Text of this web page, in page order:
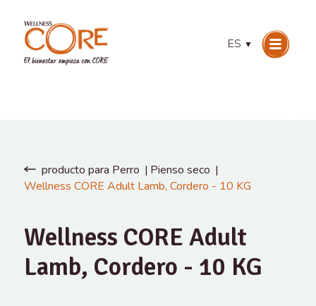
ES ▼
producto para Perro
Pienso seco
Wellness CORE Adult Lamb, Cordero - 10 KG
Wellness CORE Adult
Lamb, Cordero - 10 KG